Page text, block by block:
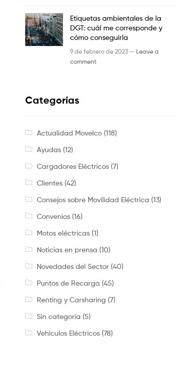
Etiquetas ambientales de la
DGT: cuál me corresponde y
cómo conseguirla
9 de febrero de 2023 — Leave a
comment
Categorías
Actualidad Movelco(118)
Ayudas(12)
Cargadores Eléctricos(7)
Clientes(42)
Consejos sobre Movilidad Eléctrica (13)
Convenios(16)
Motos eléctricas(1)
Noticias en prensa (10)
Novedades del Sector(40)
Puntos de Recarga (45)
Renting y Carsharing (7)
Sin categoría (5)
Vehículos Eléctricos(78)